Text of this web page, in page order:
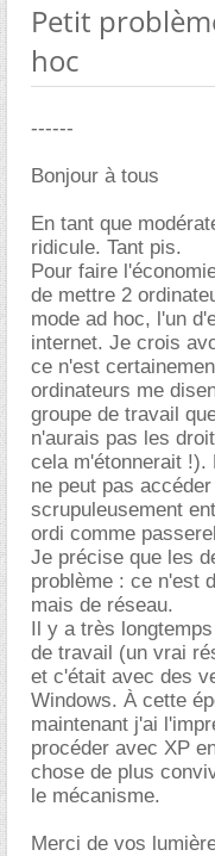
Petit
hoc
------
Bonjour à tous
En tant que
ridicule. Tant pis.
Pour faire
de mettre 2
mode ad hoc, l'un
internet. Je crois
ce n'est
ordinateurs me
groupe de travail
n'aurais pas les
cela m'étonnerait !).
ne peut pas
scrupuleusement
ordi comme
Je précise que les
problème : ce n'est
mais de réseau.
Il y a très
de travail (un vrai
et c'était avec des
Windows. À cette
maintenant j'ai
procéder avec XP
chose de plus
le mécanisme.
Merci de vos